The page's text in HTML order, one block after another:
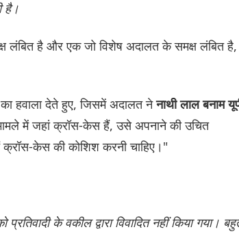
है।
लंबित है और एक जो विशेष अदालत के समक्ष लंबित है,
हवाला देते हुए, जिसमें अदालत नेनाथी लाल बनाम
में जहां क्रॉस-केस हैं, उसे अपनाने की उचित
क्रॉस-केस की कोशिश करनी चाहिए।"
के वकील द्वारा विवादित नहीं किया गया।